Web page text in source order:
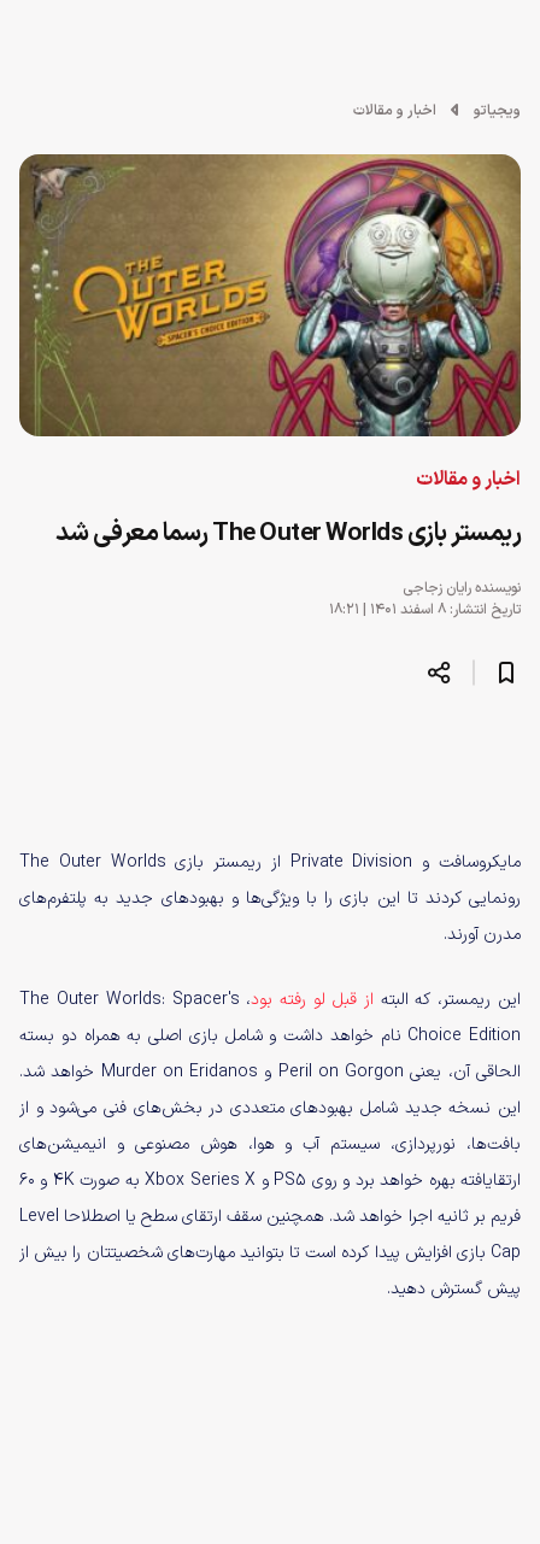
ویجیاتو اخبار و مقالات
اخبار و مقالات
ریمستر بازی The Outer Worlds رسما معرفی شد
نویسندهرایان زجاجی
تاریخ انتشار: ۸ اسفند ۱۴۰۱ | ۱۸:۲۱
مایکروسافت و Private Division از ریمستر بازی The Outer Worlds
رونمایی کردند تا این بازی را با ویژگی‌ها و بهبودهای جدید به پلتفرم‌های
مدرن آورند.
این ریمستر، که البته از قبل لو رفته بود ، The Outer Worlds: Spacer's
Choice Edition نام خواهد داشت و شامل بازی اصلی به همراه دو بسته
الحاقی آن، یعنی Peril on Gorgon و Murder on Eridanos خواهد شد.
این نسخه جدید شامل بهبودهای متعددی در بخش‌های فنی می‌شود و از
بافت‌ها، نورپردازی، سیستم آب و هوا، هوش مصنوعی و انیمیشن‌های
ارتقایافته بهره خواهد برد و روی PS5 و Xbox Series X به صورت 4K و ۶۰
فریم بر ثانیه اجرا خواهد شد. همچنین سقف ارتقای سطح یا اصطلاحا Level
Cap بازی افزایش پیدا کرده است تا بتوانید مهارت‌های شخصیتتان را بیش از
پیش گسترش دهید.